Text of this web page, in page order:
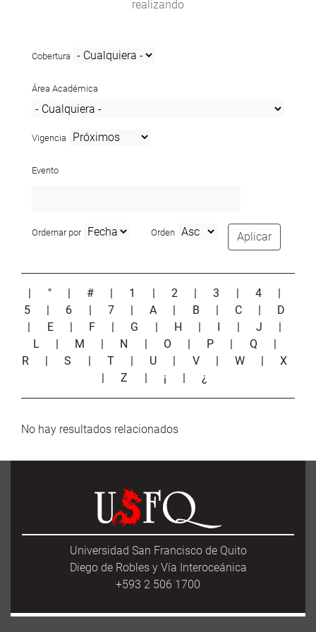
realizando
Cobertura
Área Académica
Vigencia
Evento
Ordernar por Orden Aplicar
| " | # | 1 | 2 |3 | 4
|
5
| 6 | 7 |A | B | C | D
| E | F | G | H | I | J
|
L
| M | N | O | P | Q
|
R
|S | T | U | V |W |X
|Z | ¡ |¿
No hay resultados relacionados
Universidad San Francisco de Quito
Diego de Robles y Vía Interoceánica
+593 2 506 1700